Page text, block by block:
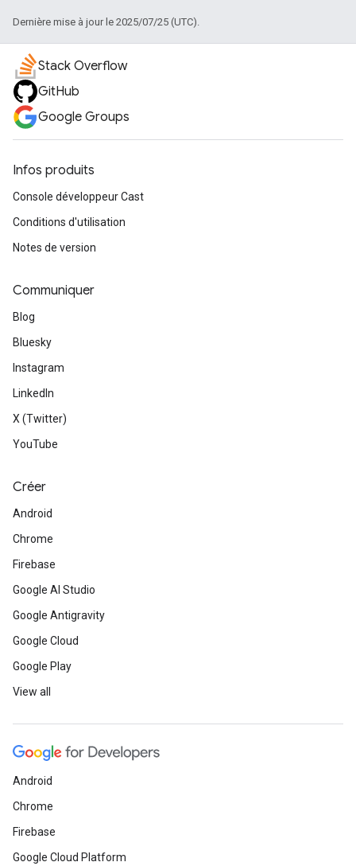
Dernière mise à jour le 2025/07/25 (UTC).
Stack Overflow
GitHub
Google Groups
Infos produits
Console développeur Cast
Conditions d'utilisation
Notes de version
Communiquer
Blog
Bluesky
Instagram
LinkedIn
X (Twitter)
YouTube
Créer
Android
Chrome
Firebase
Google AI Studio
Google Antigravity
Google Cloud
Google Play
View all
Android
Chrome
Firebase
Google Cloud Platform